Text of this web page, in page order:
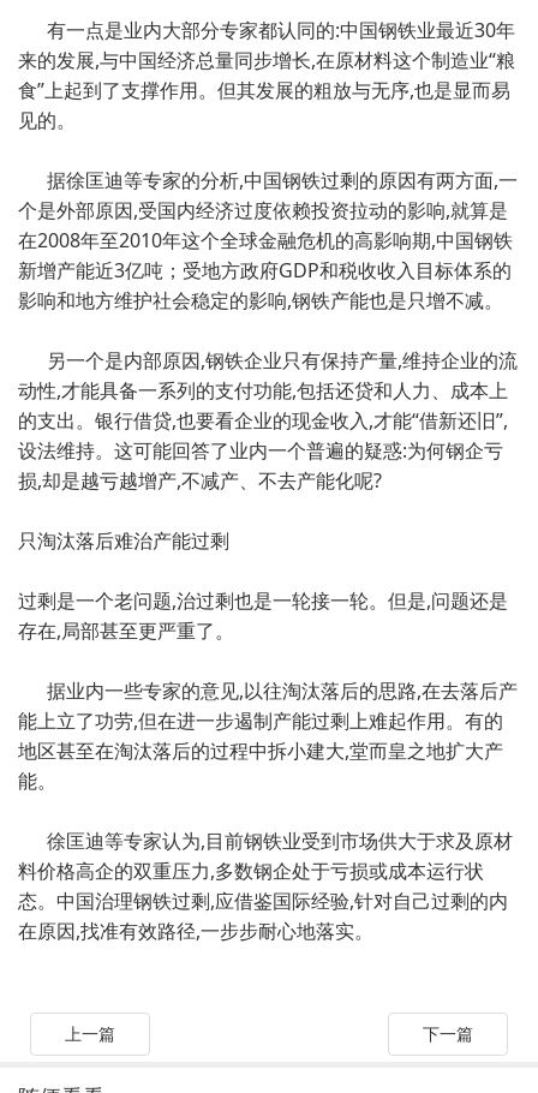
有一点是业内大部分专家都认同的:中国钢铁业最近30年
来的发展,与中国经济总量同步增长,在原材料这个制造业“粮
食”上起到了支撑作用。但其发展的粗放与无序,也是显而易
见的。
据徐匡迪等专家的分析,中国钢铁过剩的原因有两方面,一
个是外部原因,受国内经济过度依赖投资拉动的影响,就算是
在2008年至2010年这个全球金融危机的高影响期,中国钢铁
新增产能近3亿吨；受地方政府GDP和税收收入目标体系的
影响和地方维护社会稳定的影响,钢铁产能也是只增不减。
另一个是内部原因,钢铁企业只有保持产量,维持企业的流
动性,才能具备一系列的支付功能,包括还贷和人力、成本上
的支出。银行借贷,也要看企业的现金收入,才能“借新还旧”,
设法维持。这可能回答了业内一个普遍的疑惑:为何钢企亏
损,却是越亏越增产,不减产、不去产能化呢?
只淘汰落后难治产能过剩
过剩是一个老问题,治过剩也是一轮接一轮。但是,问题还是
存在,局部甚至更严重了。
据业内一些专家的意见,以往淘汰落后的思路,在去落后产
能上立了功劳,但在进一步遏制产能过剩上难起作用。有的
地区甚至在淘汰落后的过程中拆小建大,堂而皇之地扩大产
能。
徐匡迪等专家认为,目前钢铁业受到市场供大于求及原材
料价格高企的双重压力,多数钢企处于亏损或成本运行状
态。中国治理钢铁过剩,应借鉴国际经验,针对自己过剩的内
在原因,找准有效路径,一步步耐心地落实。
上一篇 下一篇